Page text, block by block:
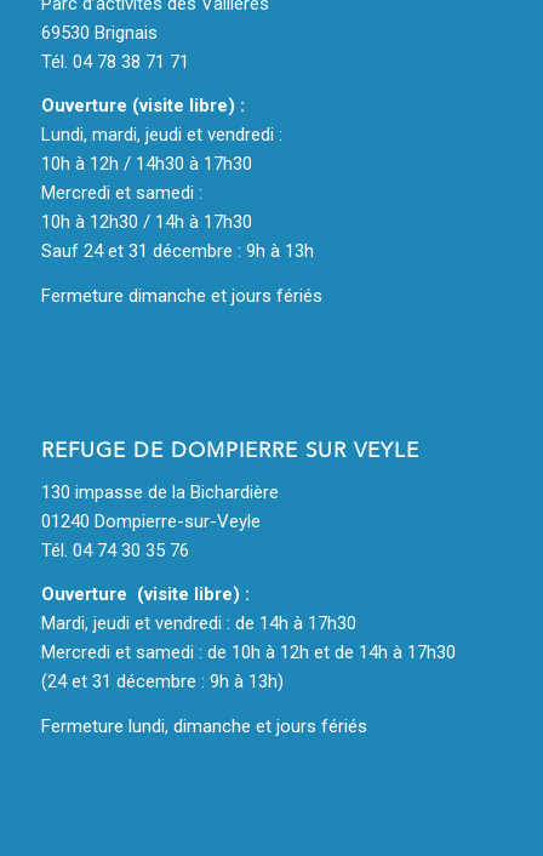
69530 Brignais
Tél. 04 78 38 71 71
Ouverture (visite libre) :
Lundi, mardi, jeudi et vendredi :
10h à 12h / 14h30 à 17h30
Mercredi et samedi :
10h à 12h30 / 14h à 17h30
Sauf 24 et 31 décembre : 9h à 13h
Fermeture dimanche et jours fériés
REFUGE DE DOMPIERRE SUR VEYLE
130 impasse de la Bichardière
01240 Dompierre-sur-Veyle
Tél. 04 74 30 35 76
Ouverture (visite libre) :
Mardi, jeudi et vendredi : de 14h à 17h30
Mercredi et samedi : de 10h à 12h et de 14h à 17h30
(24 et 31 décembre : 9h à 13h)
Fermeture lundi, dimanche et jours fériés